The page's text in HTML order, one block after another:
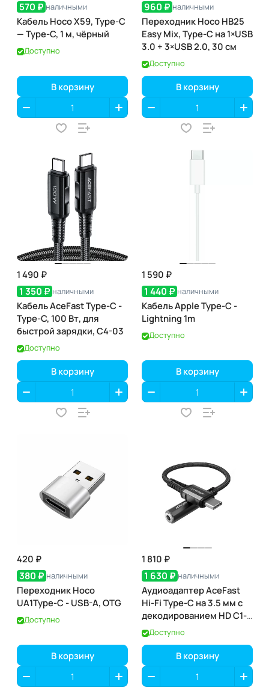
570 ₽ наличными
Кабель Hoco X59, Type-C
— Type-C, 1 м, чёрный
Доступно
В корзину
960 ₽ наличными
Переходник Hoco HB25
Easy Mix, Type-C на 1×USB
3.0 + 3×USB 2.0, 30 см
Доступно
В корзину
1 490 ₽
1 350 ₽ наличными
Кабель AceFast Type-C -
Type-C, 100 Вт, для
быстрой зарядки, C4-03
Доступно
В корзину
1 590 ₽
1 440 ₽ наличными
Кабель Apple Type-C -
Lightning 1m
Доступно
В корзину
420 ₽
380 ₽ наличными
Переходник Hoco
UA1Type-C - USB-A, OTG
Доступно
В корзину
1 810 ₽
1 630 ₽ наличными
Аудиоадаптер AceFast
Hi-Fi Type-C на 3.5 мм с
декодированием HD C1-
07Доступно
В корзину